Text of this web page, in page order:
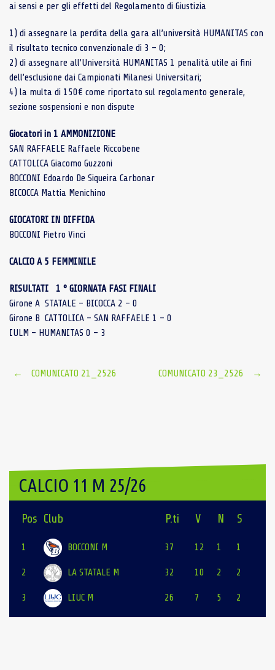
ai sensi e per gli effetti del Regolamento di Giustizia
1) di assegnare la perdita della gara all’università HUMANITAS con
il risultato tecnico convenzionale di 3 – 0;
2) di assegnare all’Università HUMANITAS 1 penalità utile ai fini
dell’esclusione dai Campionati Milanesi Universitari;
4) la multa di 150€ come riportato sul regolamento generale,
sezione sospensioni e non dispute
Giocatori in 1 AMMONIZIONE
SAN RAFFAELE Raffaele Riccobene
CATTOLICA Giacomo Guzzoni
BOCCONI Edoardo De Siqueira Carbonar
BICOCCA Mattia Menichino
GIOCATORI IN DIFFIDA
BOCCONI Pietro Vinci
CALCIO A 5 FEMMINILE
RISULTATI 1 ° GIORNATA FASI FINALI
Girone A STATALE – BICOCCA 2 – 0
Girone B CATTOLICA – SAN RAFFAELE 1 – 0
IULM – HUMANITAS 0 – 3
Post
← COMUNICATO 21_2526 COMUNICATO 23_2526 →
CALCIO 11 M 25/26
Pos Club P.ti V N S
1 BOCCONI M 37 12 1 1
2 LA STATALE M 32 10 2 2
3 LIUC M 26 7 5 2